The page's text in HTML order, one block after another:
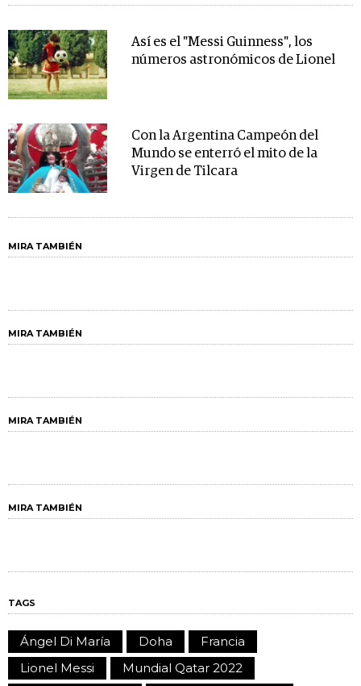
Así es el "Messi Guinness", los
números astronómicos de Lionel
Con la Argentina Campeón del
Mundo se enterró el mito de la
Virgen de Tilcara
MIRA TAMBIÉN
MIRA TAMBIÉN
MIRA TAMBIÉN
MIRA TAMBIÉN
TAGS
Ángel Di María Doha
Francia
Lionel Messi
Mundial Qatar 2022